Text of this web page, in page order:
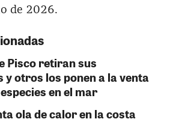
de 2026.
Pisco retiran sus
y otros los ponen a la venta
en el mar
ola de calor en la costa